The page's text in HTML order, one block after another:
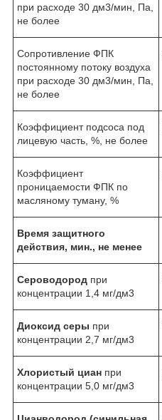
при расходе 30 дм3/мин, Па,
не более
Сопротивление ФПК
постоянному потоку воздуха
при расходе 30 дм3/мин, Па,
не более
Коэффициент подсоса под
лицевую часть, %, не более
Коэффициент
проницаемости ФПК по
масляному туману, %
Время защитного
действия, мин., не менее
Сероводород при
концентрации 1,4 мг/дм3
Диоксид серы при
концентрации 2,7 мг/дм3
Хлористый циан при
концентрации 5,0 мг/дм3